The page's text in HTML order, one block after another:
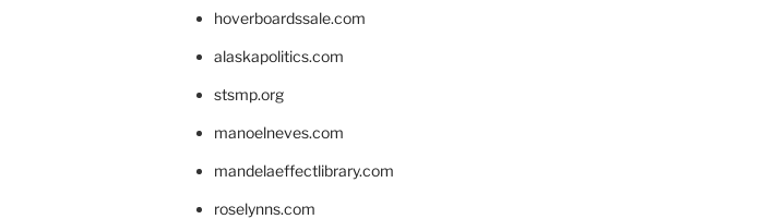
hoverboardssale.com
alaskapolitics.com
stsmp.org
manoelneves.com
mandelaeffectlibrary.com
roselynns.com